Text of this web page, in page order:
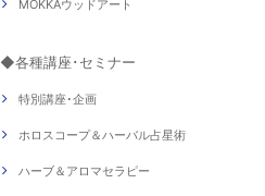
MOKKAウッドアート
◆各種講座･セミナー
特別講座･企画
ホロスコープ＆ハーバル占星術
ハーブ＆アロマセラピー